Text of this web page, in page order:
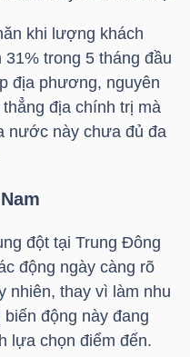
khi lượng khách
trong 5 tháng đầu
địa phương, nguyên
địa chính trị mà
nước này chưa đủ đa
đột tại Trung Đông
động ngày càng rõ
nhiên, thay vì làm nhu
động này đang
lựa chọn điểm đến.
Chứng chỉ quỹ Chứng